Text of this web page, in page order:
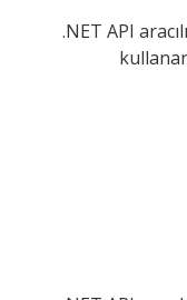
.NET API